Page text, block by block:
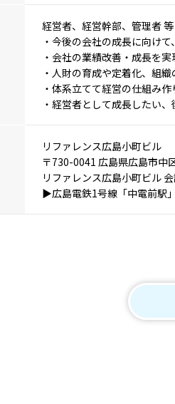
経営者、経営幹部、管理者 等
・今後の会社の成長に向け
・会社の業績改善・成長を
・人財の育成や定着化、組
・体系立てて経営の仕組み
・経営者として成長したい
リファレンス広島小町ビル
〒730-0041 広島県広島市
リファレンス広島小町ビル
▶︎広島電鉄1号線「中電前駅